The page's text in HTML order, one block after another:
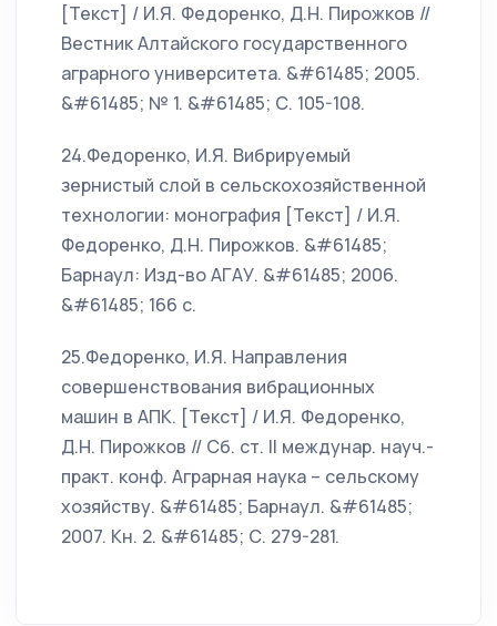
[Текст] / И.Я. Федоренко, Д.Н. Пирожков //
Вестник Алтайского государственного
аграрного университета. &#61485; 2005.
&#61485; № 1. &#61485; С. 105-108.
24.Федоренко, И.Я. Вибрируемый
зернистый слой в сельскохозяйственной
технологии: монография [Текст] / И.Я.
Федоренко, Д.Н. Пирожков. &#61485;
Барнаул: Изд-во АГАУ. &#61485; 2006.
&#61485; 166 с.
25.Федоренко, И.Я. Направления
совершенствования вибрационных
машин в АПК. [Текст] / И.Я. Федоренко,
Д.Н. Пирожков // Сб. ст. II междунар. науч.-
практ. конф. Аграрная наука – сельскому
хозяйству. &#61485; Барнаул. &#61485;
2007. Кн. 2. &#61485; С. 279-281.